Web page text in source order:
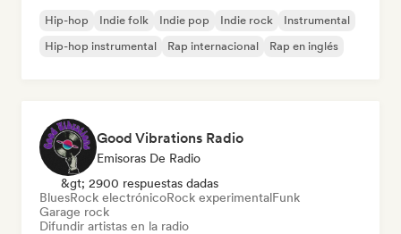
Hip-hop Indie folk Indie pop Indie rock
Instrumental
Hip-hop instrumental
Rap internacional Rap en inglés
Good Vibrations Radio
Emisoras De Radio
&gt; 2900 respuestas dadas
BluesRock electrónicoRock experimentalFunk
Garage rock
Difundir artistas en la radio